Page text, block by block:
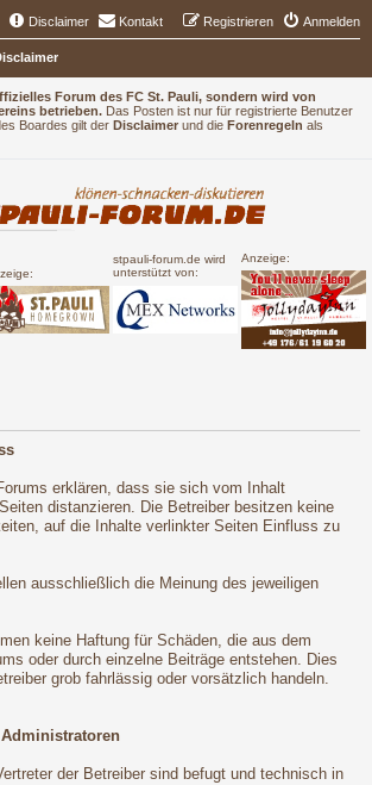
Forum des FC St. Pauli, sondern wird von
betrieben. Das Posten ist nur für registrierte Benutzer
Boardes gilt der Disclaimer und die Forenregeln als
stpauli-forum.de wird
unterstützt von:
Anzeige:
Disclaimer Kontakt Anmelden
Registrieren
erklären, dass sie sich vom Inhalt
distanzieren. Die Betreiber besitzen keine
auf die Inhalte verlinkter Seiten Einfluss zu
ausschließlich die Meinung des jeweiligen
keine Haftung für Schäden, die aus dem
oder durch einzelne Beiträge entstehen. Dies
grob fahrlässig oder vorsätzlich handeln.
Administratoren
der Betreiber sind befugt und technisch in